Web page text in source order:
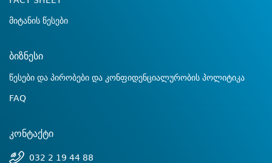
მიტანის წესები
ბიზნესი
წესები და პირობები და კონფიდენციალურობის პოლიტიკა
FAQ
კონტაქტი
032 2 19 44 88